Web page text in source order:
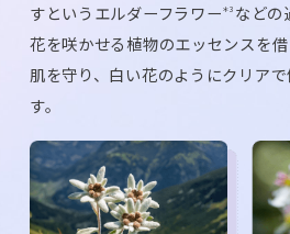
すというエルダーフラワー ＊3 などの
花を咲かせる植物のエッセンスを
肌を守り、白い花のようにクリア
す。